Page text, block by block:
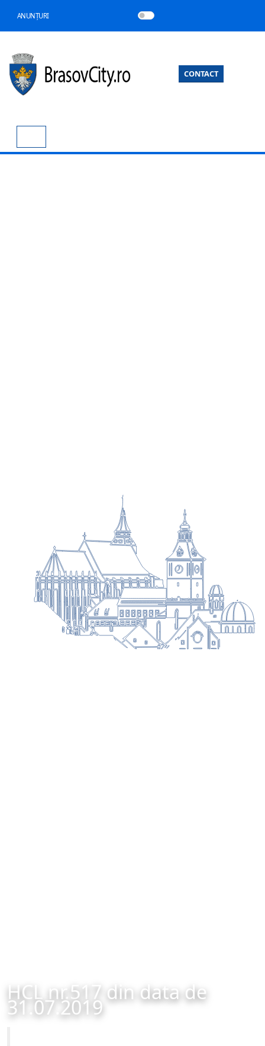
ANUNȚURI
CONTACT
HCL nr.517 din data de
31.07.2019